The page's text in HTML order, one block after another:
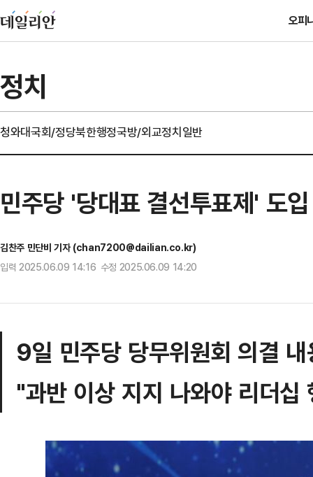
오피
정치
청와대국회/정당북한행정국방/외교정치일반
민주당 '당대표 결선투표제' 도
김찬주 민단비 기자 (chan7200@dailian.co.kr)
입력 2025.06.09 14:16 수정 2025.06.09 14:20
9일 민주당 당무위원회 의결 내
"과반 이상 지지 나와야 리더십